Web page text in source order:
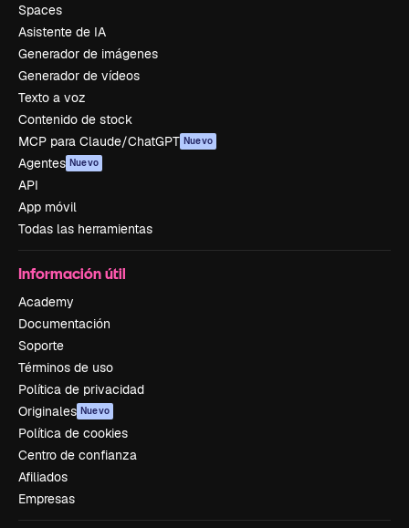
Spaces
Asistente de IA
Generador de imágenes
Generador de vídeos
Texto a voz
Contenido de stock
MCP para Claude/ChatGPT Nuevo
Agentes Nuevo
API
App móvil
Todas las herramientas
Información útil
Academy
Documentación
Soporte
Términos de uso
Política de privacidad
Originales Nuevo
Política de cookies
Centro de confianza
Afiliados
Empresas